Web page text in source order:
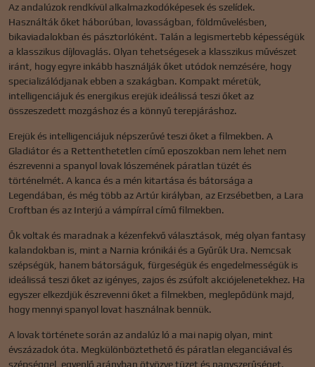
Az andalúzok rendkívül alkalmazkodóképesek és szelídek.
Használták őket háborúban, lovasságban, földművelésben,
bikaviadalokban és pásztorlóként. Talán a legismertebb képességük
a klasszikus díjlovaglás. Olyan tehetségesek a klasszikus művészet
iránt, hogy egyre inkább használják őket utódok nemzésére, hogy
specializálódjanak ebben a szakágban. Kompakt méretük,
intelligenciájuk és energikus erejük ideálissá teszi őket az
összeszedett mozgáshoz és a könnyű terepjáráshoz.
Erejük és intelligenciájuk népszerűvé teszi őket a filmekben. A
Gladiátor és a Rettenthetetlen című eposzokban nem lehet nem
észrevenni a spanyol lovak lószemének páratlan tüzét és
történelmét. A kanca és a mén kitartása és bátorsága a
Legendában, és még több az Artúr királyban, az Erzsébetben, a Lara
Croftban és az Interjú a vámpírral című filmekben.
Ők voltak és maradnak a kézenfekvő választások, még olyan fantasy
kalandokban is, mint a Narnia krónikái és a Gyűrűk Ura. Nemcsak
szépségük, hanem bátorságuk, fürgeségük és engedelmességük is
ideálissá teszi őket az igényes, zajos és zsúfolt akciójelenetekhez. Ha
egyszer elkezdjük észrevenni őket a filmekben, meglepődünk majd,
hogy mennyi spanyol lovat használnak bennük.
A lovak története során az andalúz ló a mai napig olyan, mint
évszázadok óta. Megkülönböztethető és páratlan eleganciával és
szépséggel, egyenlő arányban ötvözve tüzet és nagyszerűséget.